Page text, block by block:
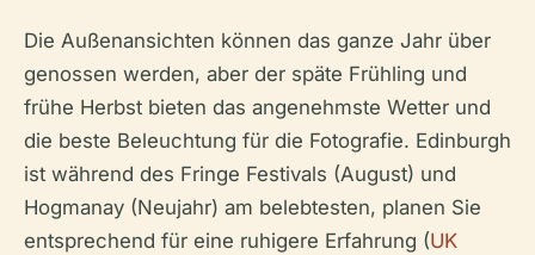
Die Außenansichten können das ganze Jahr über
genossen werden, aber der späte Frühling und
frühe Herbst bieten das angenehmste Wetter und
die beste Beleuchtung für die Fotografie. Edinburgh
ist während des Fringe Festivals (August) und
Hogmanay (Neujahr) am belebtesten, planen Sie
entsprechend für eine ruhigere Erfahrung (UK